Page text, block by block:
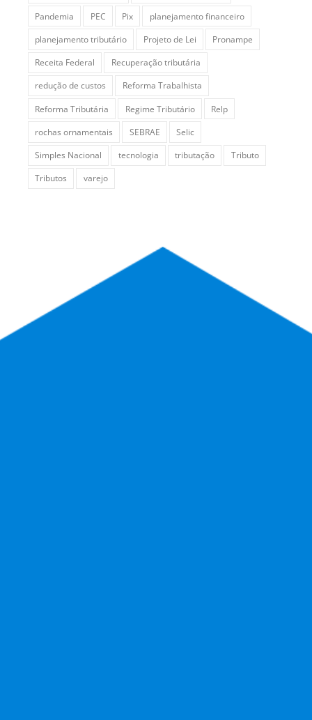
Pandemia
PEC Pix
planejamento financeiro
planejamento tributário
Projeto de Lei
Pronampe
Receita Federal
Recuperação tributária
redução de custos
Reforma Trabalhista
Reforma Tributária
Regime Tributário
Relp
rochas ornamentais
SEBRAE
Selic
Simples Nacional
tecnologia tributação
Tributo
Tributos
varejo